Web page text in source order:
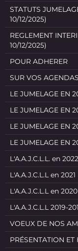
STATUTS
10/12/2025)
REGLEMENT
10/12/2025)
POUR ADHERER
SUR VOS AGENDAS
LE JUMELAGE EN
LE JUMELAGE EN
LE JUMELAGE EN
LE JUMELAGE EN
L'A.A.J.C.L.L. en 2022
L'A.A.J.C.L.L en 2021
L'A.A.J.C.L.L en 2020
L'A.A.J.C.L.L 2019-
VOEUX DE NOS
PRÉSENTATION ET